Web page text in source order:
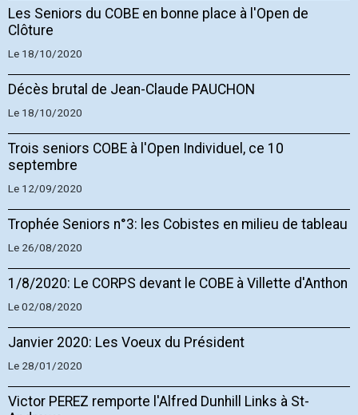
Les Seniors du COBE en bonne place à l'Open de
Clôture
Le 18/10/2020
Décès brutal de Jean-Claude PAUCHON
Le 18/10/2020
Trois seniors COBE à l'Open Individuel, ce 10
septembre
Le 12/09/2020
Trophée Seniors n°3: les Cobistes en milieu de tableau
Le 26/08/2020
1/8/2020: Le CORPS devant le COBE à Villette d'Anthon
Le 02/08/2020
Janvier 2020: Les Voeux du Président
Le 28/01/2020
Victor PEREZ remporte l'Alfred Dunhill Links à St-